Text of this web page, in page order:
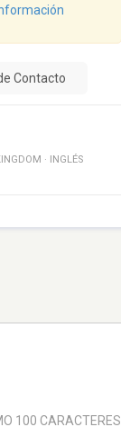
Contacto
· INGLÉS